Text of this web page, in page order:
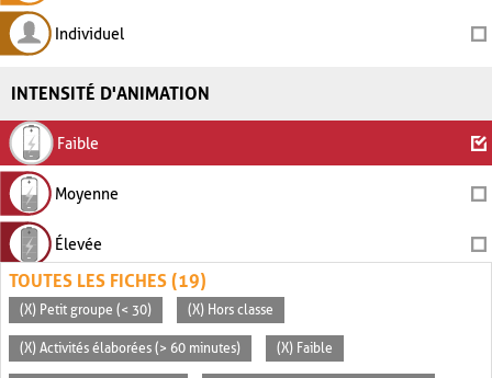
Individuel
INTENSITÉ D'ANIMATION
Faible
Moyenne
Élevée
TOUTES LES FICHES (19)
(X) Petit groupe (< 30) (X) Hors classe
(X) Activités élaborées (> 60 minutes) (X) Faible